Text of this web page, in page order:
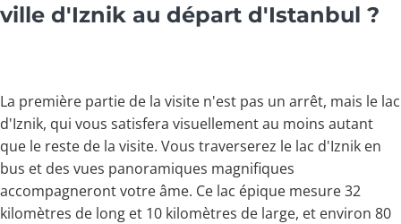
ville d'Iznik au départ d'Istanbul ?
La première partie de la visite n'est pas un arrêt, mais le lac
d'Iznik, qui vous satisfera visuellement au moins autant
que le reste de la visite. Vous traverserez le lac d'Iznik en
bus et des vues panoramiques magnifiques
accompagneront votre âme. Ce lac épique mesure 32
kilomètres de long et 10 kilomètres de large, et environ 80